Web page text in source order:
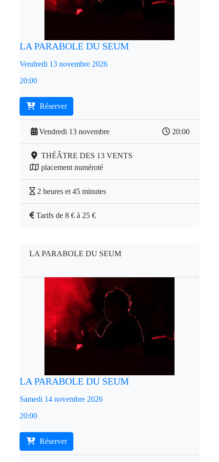
LA PARABOLE DU SEUM
Vendredi 13 novembre 2026
20:00
Réserver
Vendredi 13 novembre 20:00
THÉÂTRE DES 13 VENTS
placement numéroté
2 heures et 45 minutes
Tarifs de 8 € à 25 €
LA PARABOLE DU SEUM
LA PARABOLE DU SEUM
Samedi 14 novembre 2026
20:00
Réserver